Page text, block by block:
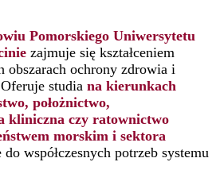
Pomorskiego Uniwersytetu
zajmuje się kształceniem
obszarach ochrony zdrowia i
studia na kierunkach
położnictwo,
kliniczna czy ratownictwo
morskim i sektora
do współczesnych potrzeb systemu